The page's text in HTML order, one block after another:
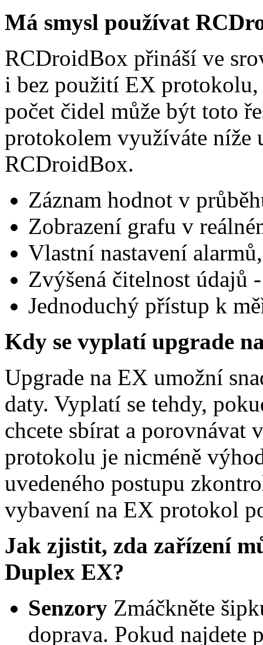
Má smysl používat
RCDroidBox přináší ve
i bez použití EX protokolu,
počet čidel může být toto
protokolem využíváte níže
RCDroidBox.
Záznam hodnot v
Zobrazení grafu v
Vlastní nastavení
Zvýšená čitelnost údajů
Jednoduchý přístup k
Kdy se vyplatí upgrade
Upgrade na EX umožní
daty. Vyplatí se tehdy,
chcete sbírat a
protokolu je nicméně
uvedeného postupu
vybavení na EX protokol
Jak zjistit, zda zařízení
Duplex EX?
Senzory Zmáčkněte
doprava. Pokud najdete